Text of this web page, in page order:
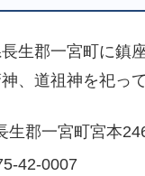
生郡一宮町に鎮
、道祖神を祀っ
生郡一宮町宮本
42-0007